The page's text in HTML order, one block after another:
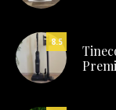
8.5